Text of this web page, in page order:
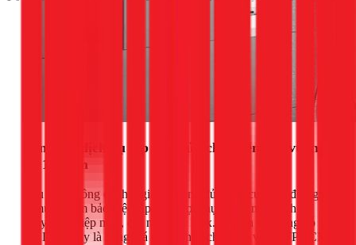
Bảng giá dịch vụ lắp đặt, sửa chữa sen cây vuông
tại 1Fix.vn
Nếu bạn không có thời gian, không đủ dụng cụ hoặc đơn giản
là muốn đảm bảo việc lắp đặt được thực hiện một cách
chuyên nghiệp nhất, đội ngũ của 1Fix.vn luôn sẵn sàng hỗ
trợ. Dưới đây là bảng giá tham khảo cho dịch vụ tại TPHCM: